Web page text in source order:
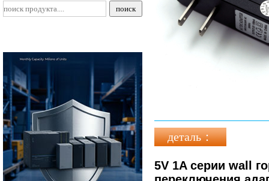
деталь：
5V 1A серии wall